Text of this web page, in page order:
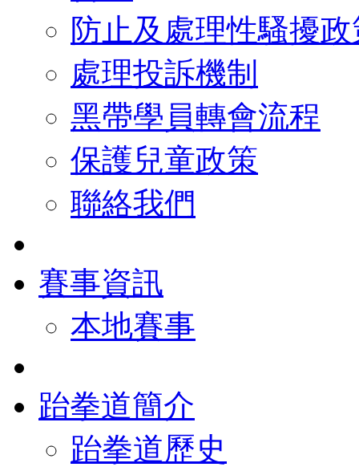
防止及處理性騷擾
處理投訴機制
黑帶學員轉會流程
保護兒童政策
聯絡我們
賽事資訊
本地賽事
跆拳道簡介
跆拳道歷史